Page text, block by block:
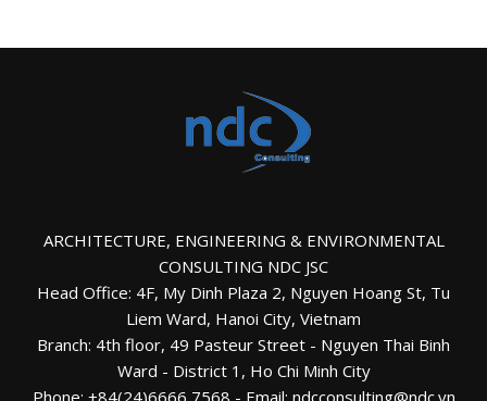
ARCHITECTURE, ENGINEERING & ENVIRONMENTAL
CONSULTING NDC JSC
Head Office: 4F, My Dinh Plaza 2, Nguyen Hoang St, Tu
Liem Ward, Hanoi City, Vietnam
Branch: 4th floor, 49 Pasteur Street - Nguyen Thai Binh
Ward - District 1, Ho Chi Minh City
Phone: +84(24)6666 7568 - Email: ndcconsulting@ndc.vn